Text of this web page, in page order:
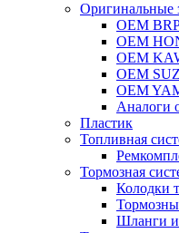
Оригинальные
OEM
OEM
OEM
OEM
OEM
Аналоги
Пластик
Топливная
Тормозная
Колодки
Шланги